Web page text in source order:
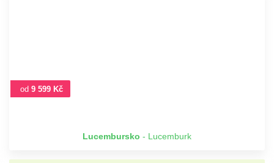
od 9 599 Kč
Lucembursko - Lucemburk